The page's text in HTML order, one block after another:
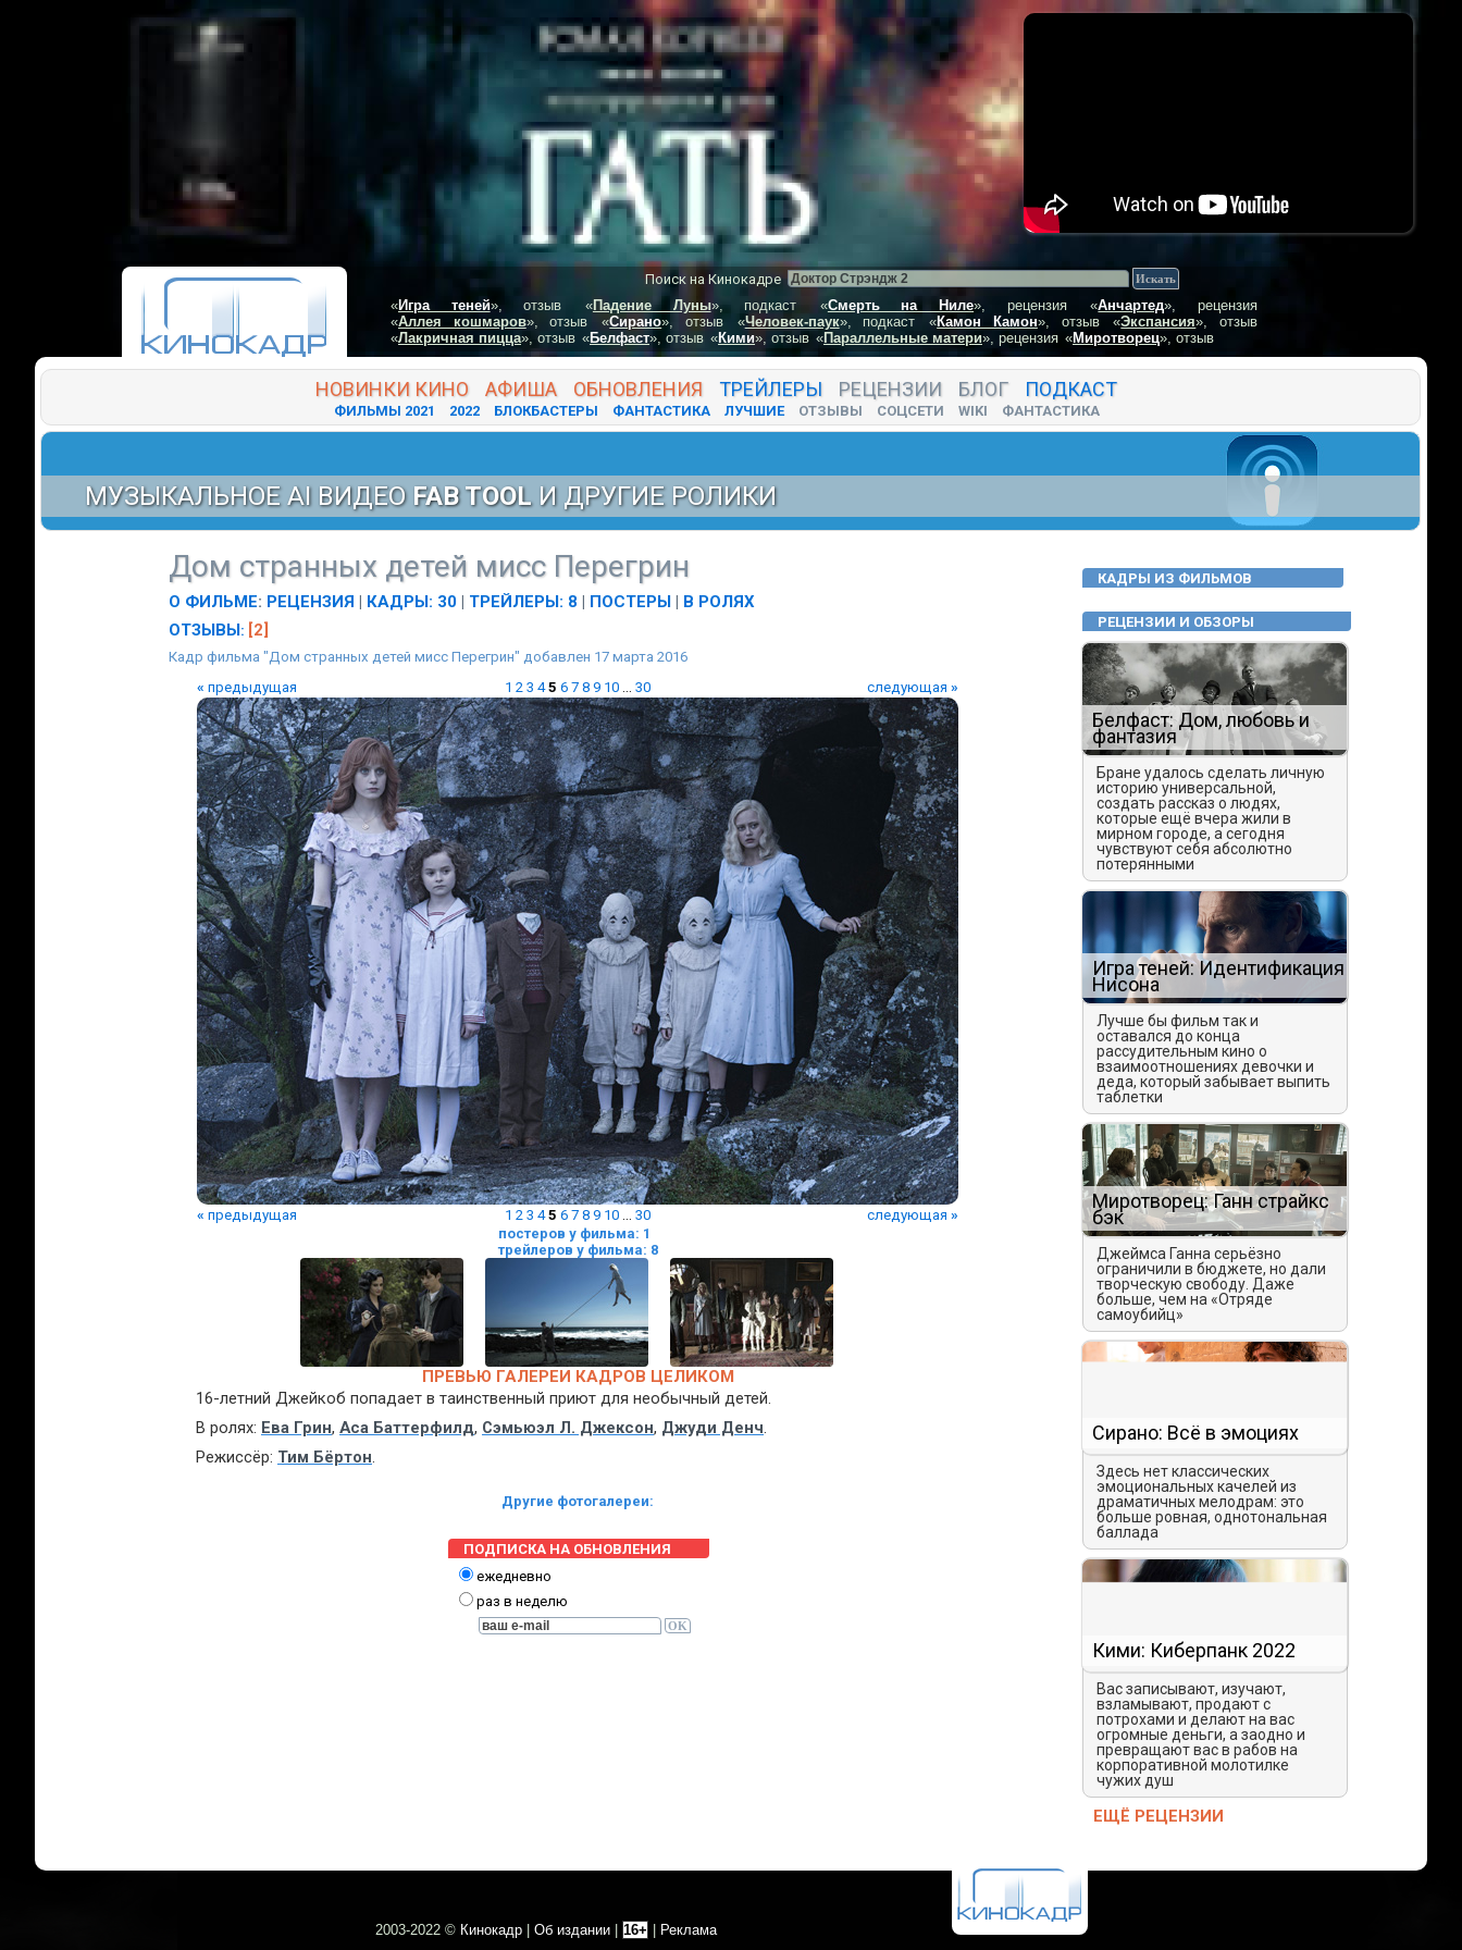
Поиск на Кинокадре
«Игра теней», отзыв «Падение Луны», подкаст «Смерть на Ниле», рецензия «Анчартед», рецензия
«Аллея кошмаров», отзыв «Сирано», отзыв «Человек-паук», подкаст «Камон Камон», отзыв «Экспансия», отзыв
«Лакричная пицца», отзыв «Белфаст», отзыв «Кими», отзыв «Параллельные матери», рецензия «Миротворец», отзыв
НОВИНКИ КИНО АФИША ОБНОВЛЕНИЯ ТРЕЙЛЕРЫ РЕЦЕНЗИИ БЛОГ ПОДКАСТ
ФИЛЬМЫ 2021 2022 БЛОКБАСТЕРЫ ФАНТАСТИКА ЛУЧШИЕ ОТЗЫВЫ СОЦСЕТИ WIKI ФАНТАСТИКА
МУЗЫКАЛЬНОЕ AI ВИДЕО FAB TOOL И ДРУГИЕ РОЛИКИ
Дом странных детей мисс Перегрин
О ФИЛЬМЕ: РЕЦЕНЗИЯ | КАДРЫ: 30 | ТРЕЙЛЕРЫ: 8 | ПОСТЕРЫ | В РОЛЯХ
ОТЗЫВЫ: [2]
Кадр фильма "Дом странных детей мисс Перегрин" добавлен 17 марта 2016
« предыдущая 1 2 3 4 5 6 7 8 9 10 ... 30 следующая »
« предыдущая 1 2 3 4 5 6 7 8 9 10 ... 30 следующая »
постеров у фильма: 1
трейлеров у фильма: 8
ПРЕВЬЮ ГАЛЕРЕИ КАДРОВ ЦЕЛИКОМ
16-летний Джейкоб попадает в таинственный приют для необычный детей.
В ролях: Ева Грин, Аса Баттерфилд, Сэмьюэл Л. Джексон, Джуди Денч.
Режиссёр: Тим Бёртон.
Другие фотогалереи:
ПОДПИСКА НА ОБНОВЛЕНИЯ
ежедневно
раз в неделю
КАДРЫ ИЗ ФИЛЬМОВ
РЕЦЕНЗИИ И ОБЗОРЫ
Белфаст: Дом, любовь и
фантазия
Бране удалось сделать личную
историю универсальной,
создать рассказ о людях,
которые ещё вчера жили в
мирном городе, а сегодня
чувствуют себя абсолютно
потерянными
Игра теней: Идентификация
Нисона
Лучше бы фильм так и
оставался до конца
рассудительным кино о
взаимоотношениях девочки и
деда, который забывает выпить
таблетки
Миротворец: Ганн страйкс
бэк
Джеймса Ганна серьёзно
ограничили в бюджете, но дали
творческую свободу. Даже
больше, чем на «Отряде
самоубийц»
Сирано: Всё в эмоциях
Здесь нет классических
эмоциональных качелей из
драматичных мелодрам: это
больше ровная, однотональная
баллада
Кими: Киберпанк 2022
Вас записывают, изучают,
взламывают, продают с
потрохами и делают на вас
огромные деньги, а заодно и
превращают вас в рабов на
корпоративной молотилке
чужих душ
ЕЩЁ РЕЦЕНЗИИ
2003-2022 © Кинокадр Об издании| 16+ Реклама